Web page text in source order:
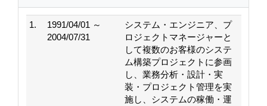
1.
1991/04/01 ～
2004/07/31
システム・エンジニア、プ
ロジェクトマネージャーと
して複数のお客様のシステ
ム構築プロジェクトに参画
し、業務分析・設計・実
装・プロジェクト管理を実
施し、システムの稼働・運